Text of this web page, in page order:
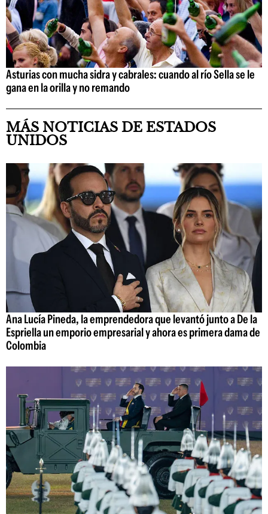
Asturias con mucha sidra y cabrales: cuando al río Sella se le
gana en la orilla y no remando
MÁS NOTICIAS DE ESTADOS
UNIDOS
Ana Lucía Pineda, la emprendedora que levantó junto a De la
Espriella un emporio empresarial y ahora es primera dama de
Colombia